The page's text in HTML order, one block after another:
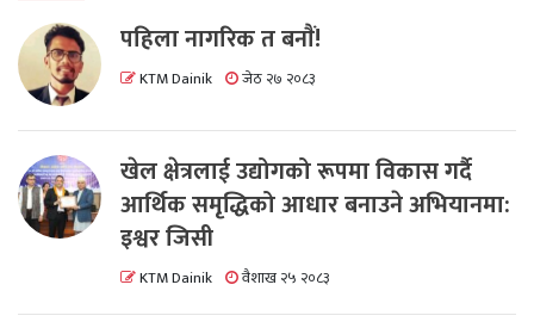
पहिला नागरिक त बनाैं!
KTM Dainik जेठ २७ २०८३
खेल क्षेत्रलाई उद्योगको रूपमा विकास गर्दै
आर्थिक समृद्धिको आधार बनाउने अभियानमा:
इश्वर जिसी
KTM Dainik वैशाख २५ २०८३